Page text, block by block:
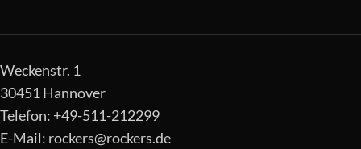
Weckenstr. 1
30451 Hannover
Telefon: +49-511-212299
E-Mail: rockers@rockers.de